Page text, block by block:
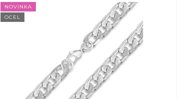
NOVINKA
OCEL